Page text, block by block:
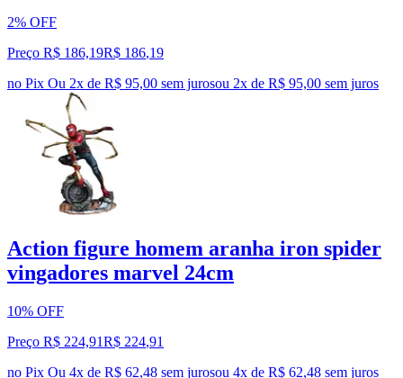
2% OFF
Preço R$ 186,19R$ 186,19
no Pix Ou 2x de R$ 95,00 sem jurosou 2x de R$ 95,00 sem juros
Action figure homem aranha iron spider
vingadores marvel 24cm
10% OFF
Preço R$ 224,91R$ 224,91
no Pix Ou 4x de R$ 62,48 sem jurosou 4x de R$ 62,48 sem juros